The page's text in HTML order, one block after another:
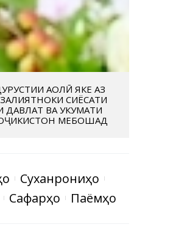
АҲОЛӢ ЯКЕ АЗ
СИЁСАТИ
ВА ҲУКУМАТИ
МЕБОШАД
Суханрониҳо
Сафарҳо Паёмҳо